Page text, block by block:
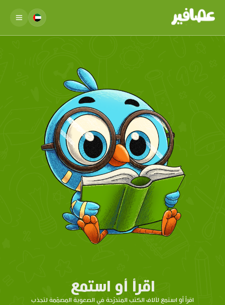
اقرأ أو استمع
اقرأ أو استمع لآلاف الكتب المتدرّحة في الصعوبة المصمّمة لتجذب